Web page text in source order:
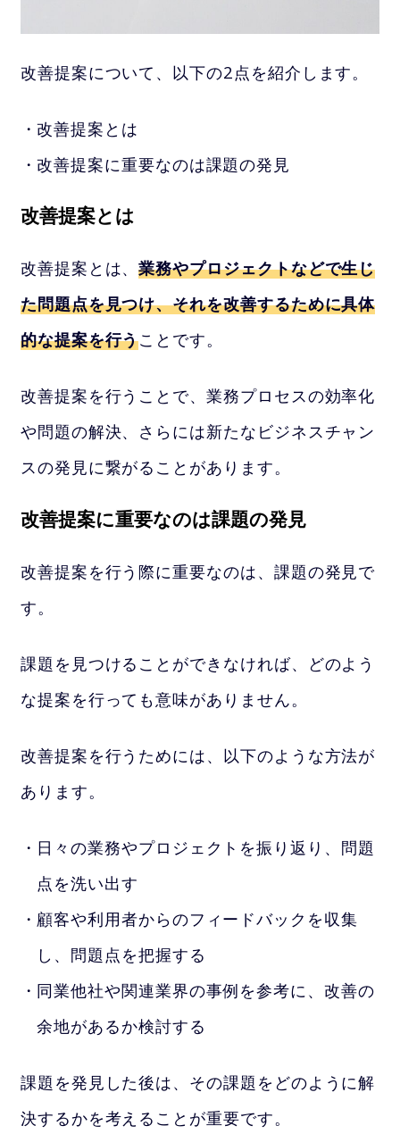
改善提案について、以下の2点を紹介します。
改善提案とは
改善提案に重要なのは課題の発見
改善提案とは
改善提案とは、業務やプロジェクトなどで生じ
た問題点を見つけ、それを改善するために具体
的な提案を行うことです。
改善提案を行うことで、業務プロセスの効率化
や問題の解決、さらには新たなビジネスチャン
スの発見に繋がることがあります。
改善提案に重要なのは課題の発見
改善提案を行う際に重要なのは、課題の発見で
す。
課題を見つけることができなければ、どのよう
な提案を行っても意味がありません。
改善提案を行うためには、以下のような方法が
あります。
日々の業務やプロジェクトを振り返り、問題
点を洗い出す
顧客や利用者からのフィードバックを収集
し、問題点を把握する
同業他社や関連業界の事例を参考に、改善の
余地があるか検討する
課題を発見した後は、その課題をどのように解
決するかを考えることが重要です。